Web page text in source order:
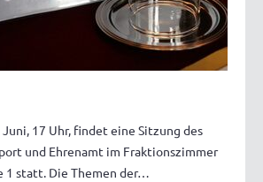
17 Uhr, findet eine Sitzung des
und Ehrenamt im Fraktionszimmer
1 statt. Die Themen der…